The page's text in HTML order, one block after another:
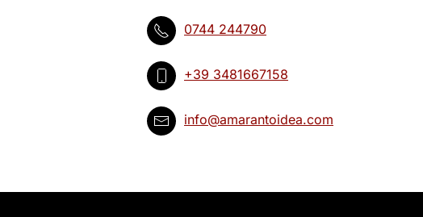
0744 244790
+39 3481667158
info@amarantoidea.com